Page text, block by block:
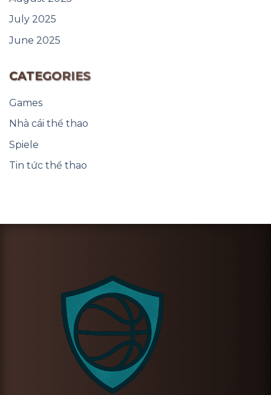
July 2025
June 2025
CATEGORIES
Games
Nhà cái thể thao
Spiele
Tin tức thể thao